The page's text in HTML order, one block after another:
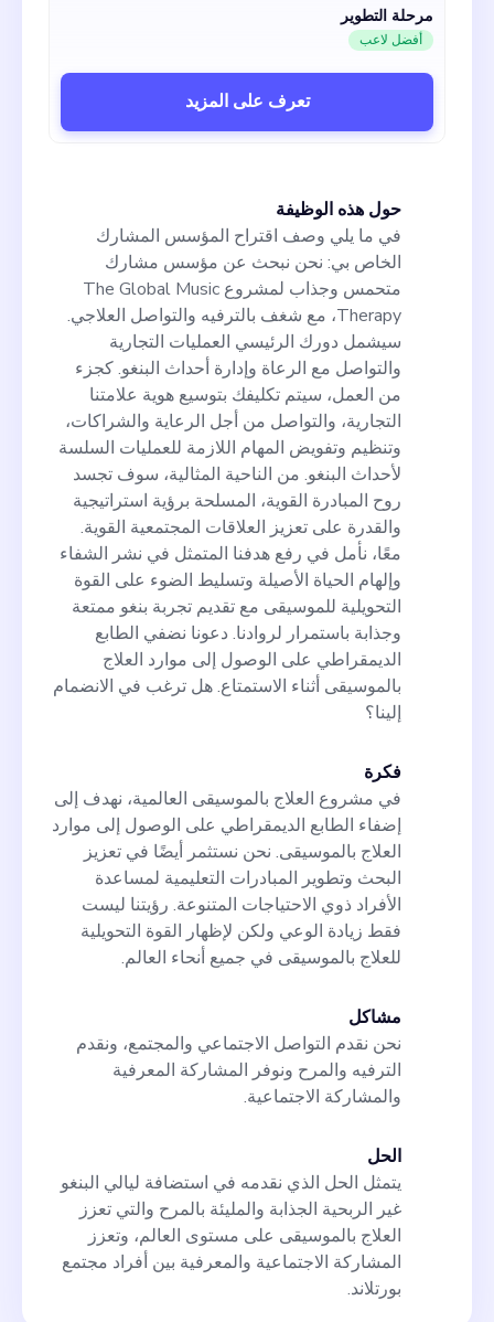
حول هذه الوظيفة
في ما يلي وصف اقتراح المؤسس المشارك
الخاص بي: نحن نبحث عن مؤسس مشارك
متحمس وجذاب لمشروع The Global Music
Therapy، مع شغف بالترفيه والتواصل العلاجي.
سيشمل دورك الرئيسي العمليات التجارية
والتواصل مع الرعاة وإدارة أحداث البنغو. كجزء
من العمل، سيتم تكليفك بتوسيع هوية علامتنا
التجارية، والتواصل من أجل الرعاية والشراكات،
وتنظيم وتفويض المهام اللازمة للعمليات السلسة
لأحداث البنغو. من الناحية المثالية، سوف تجسد
روح المبادرة القوية، المسلحة برؤية استراتيجية
والقدرة على تعزيز العلاقات المجتمعية القوية.
معًا، نأمل في رفع هدفنا المتمثل في نشر الشفاء
وإلهام الحياة الأصيلة وتسليط الضوء على القوة
التحويلية للموسيقى مع تقديم تجربة بنغو ممتعة
وجذابة باستمرار لروادنا. دعونا نضفي الطابع
الديمقراطي على الوصول إلى موارد العلاج
بالموسيقى أثناء الاستمتاع. هل ترغب في الانضمام
إلينا؟
فكرة
في مشروع العلاج بالموسيقى العالمية، نهدف إلى
إضفاء الطابع الديمقراطي على الوصول إلى موارد
العلاج بالموسيقى. نحن نستثمر أيضًا في تعزيز
البحث وتطوير المبادرات التعليمية لمساعدة
الأفراد ذوي الاحتياجات المتنوعة. رؤيتنا ليست
فقط زيادة الوعي ولكن لإظهار القوة التحويلية
للعلاج بالموسيقى في جميع أنحاء العالم.
مشاكل
نحن نقدم التواصل الاجتماعي والمجتمع، ونقدم
الترفيه والمرح ونوفر المشاركة المعرفية
والمشاركة الاجتماعية.
الحل
يتمثل الحل الذي نقدمه في استضافة ليالي البنغو
غير الربحية الجذابة والمليئة بالمرح والتي تعزز
العلاج بالموسيقى على مستوى العالم، وتعزز
المشاركة الاجتماعية والمعرفية بين أفراد مجتمع
بورتلاند.
مرحلة التطوير
أفضل لاعب
تعرف على المزيد